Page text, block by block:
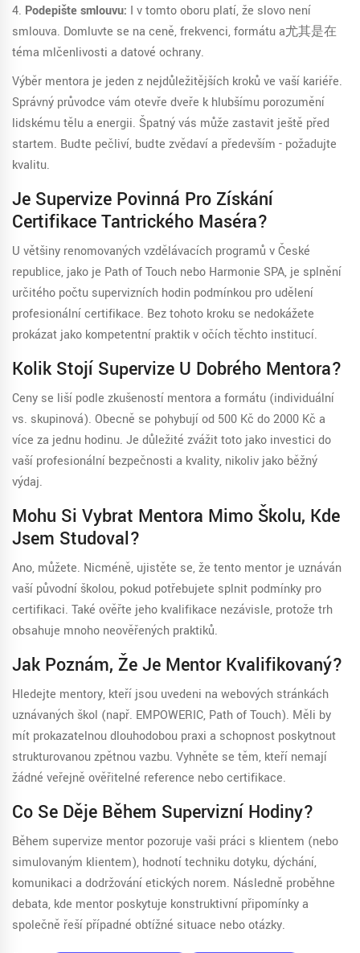
4. Podepište smlouvu: I v tomto oboru platí, že slovo není
smlouva. Domluvte se na ceně, frekvenci, formátu a尤其是在
téma mlčenlivosti a datové ochrany.
Výběr mentora je jeden z nejdůležitějších kroků ve vaší kariéře.
Správný průvodce vám otevře dveře k hlubšímu porozumění
lidskému tělu a energii. Špatný vás může zastavit ještě před
startem. Buďte pečliví, buďte zvědaví a především - požadujte
kvalitu.
Je Supervize Povinná Pro Získání
Certifikace Tantrického Maséra?
U většiny renomovaných vzdělávacích programů v České
republice, jako je Path of Touch nebo Harmonie SPA, je splnění
určitého počtu supervizních hodin podmínkou pro udělení
profesionální certifikace. Bez tohoto kroku se nedokážete
prokázat jako kompetentní praktik v očích těchto institucí.
Kolik Stojí Supervize U Dobrého Mentora?
Ceny se liší podle zkušeností mentora a formátu (individuální
vs. skupinová). Obecně se pohybují od 500 Kč do 2000 Kč a
více za jednu hodinu. Je důležité zvážit toto jako investici do
vaší profesionální bezpečnosti a kvality, nikoliv jako běžný
výdaj.
Mohu Si Vybrat Mentora Mimo Školu, Kde
Jsem Studoval?
Ano, můžete. Nicméně, ujistěte se, že tento mentor je uznáván
vaší původní školou, pokud potřebujete splnit podmínky pro
certifikaci. Také ověřte jeho kvalifikace nezávisle, protože trh
obsahuje mnoho neověřených praktiků.
Jak Poznám, Že Je Mentor Kvalifikovaný?
Hledejte mentory, kteří jsou uvedeni na webových stránkách
uznávaných škol (např. EMPOWERIC, Path of Touch). Měli by
mít prokazatelnou dlouhodobou praxi a schopnost poskytnout
strukturovanou zpětnou vazbu. Vyhněte se těm, kteří nemají
žádné veřejně ověřitelné reference nebo certifikace.
Co Se Děje Během Supervizní Hodiny?
Během supervize mentor pozoruje vaši práci s klientem (nebo
simulovaným klientem), hodnotí techniku dotyku, dýchání,
komunikaci a dodržování etických norem. Následně proběhne
debata, kde mentor poskytuje konstruktivní připomínky a
společně řeší případné obtížné situace nebo otázky.